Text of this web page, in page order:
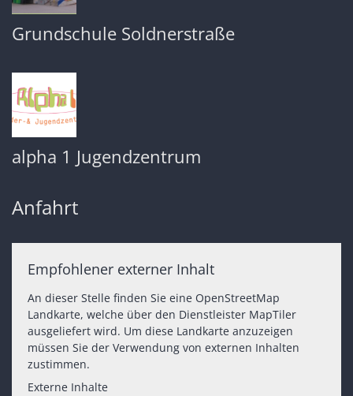
Grundschule Soldnerstraße
alpha 1 Jugendzentrum
Anfahrt
Empfohlener externer Inhalt
An dieser Stelle finden Sie eine OpenStreetMap
Landkarte, welche über den Dienstleister MapTiler
ausgeliefert wird. Um diese Landkarte anzuzeigen
müssen Sie der Verwendung von externen Inhalten
zustimmen.
Externe Inhalte